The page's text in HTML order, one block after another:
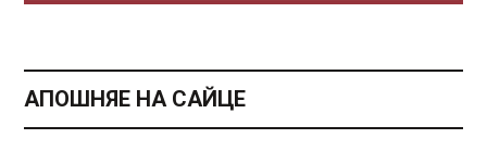
АПОШНЯЕ НА САЙЦЕ